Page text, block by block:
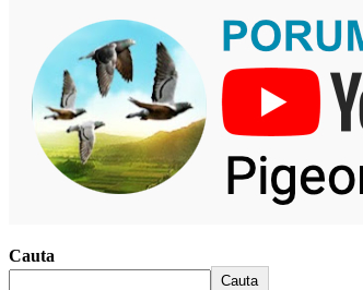
Cauta
Cauta